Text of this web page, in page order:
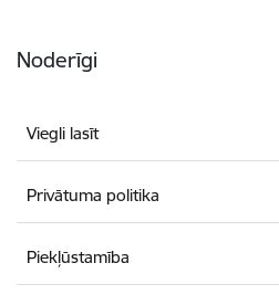
Noderīgi
Viegli lasīt
Privātuma politika
Piekļūstamība